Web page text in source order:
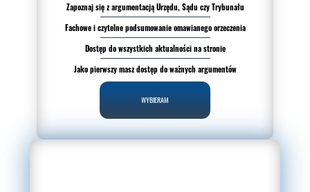
Zapoznaj się z argumentacją Urzędu, Sądu czy Trybunału
Fachowe i czytelne podsumowanie omawianego orzeczenia
Dostęp do wszystkich aktualności na stronie
Jako pierwszy masz dostęp do ważnych argumentów
WYBIERAM